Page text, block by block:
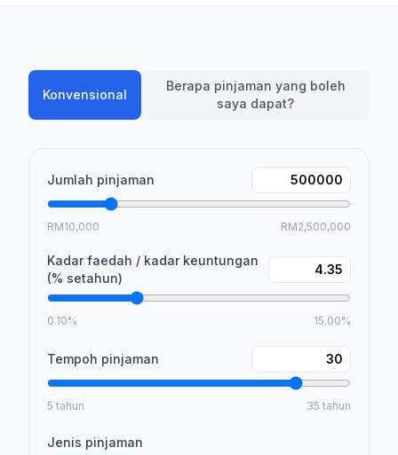
Konvensional
Berapa pinjaman yang boleh
saya dapat?
Jumlah pinjaman
RM10,000 RM2,500,000
Kadar faedah / kadar keuntungan
(% setahun)
0.10% 15.00%
Tempoh pinjaman
5 tahun 35 tahun
Jenis pinjaman